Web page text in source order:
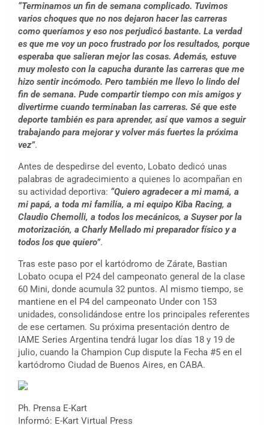
“Terminamos un fin de semana complicado. Tuvimos
varios choques que no nos dejaron hacer las carreras
como queríamos y eso nos perjudicó bastante. La verdad
es que me voy un poco frustrado por los resultados, porque
esperaba que salieran mejor las cosas. Además, estuve
muy molesto con la capucha durante las carreras que me
hizo sentir incómodo. Pero también me llevo lo lindo del
fin de semana. Pude compartir tiempo con mis amigos y
divertirme cuando terminaban las carreras. Sé que este
deporte también es para aprender, así que vamos a seguir
trabajando para mejorar y volver más fuertes la próxima
vez”.
Antes de despedirse del evento, Lobato dedicó unas
palabras de agradecimiento a quienes lo acompañan en
su actividad deportiva: “Quiero agradecer a mi mamá, a
mi papá, a toda mi familia, a mi equipo Kiba Racing, a
Claudio Chemolli, a todos los mecánicos, a Suyser por la
motorización, a Charly Mellado mi preparador físico y a
todos los que quiero”.
Tras este paso por el kartódromo de Zárate, Bastian
Lobato ocupa el P24 del campeonato general de la clase
60 Mini, donde acumula 32 puntos. Al mismo tiempo, se
mantiene en el P4 del campeonato Under con 153
unidades, consolidándose entre los principales referentes
de ese certamen. Su próxima presentación dentro de
IAME Series Argentina tendrá lugar los días 18 y 19 de
julio, cuando la Champion Cup dispute la Fecha #5 en el
kartódromo Ciudad de Buenos Aires, en CABA.
Ph. Prensa E-Kart
Informó: E-Kart Virtual Press